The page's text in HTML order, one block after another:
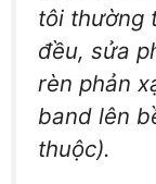
tôi thường
đều, sửa
rèn phản
band lên
thuộc).